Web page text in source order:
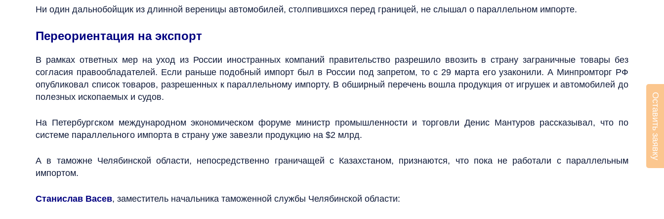
Ни один дальнобойщик из длинной вереницы автомобилей, столпившихся перед границей, не слышал о параллельном импорте.
Переориентация на экспорт
В рамках ответных мер на уход из России иностранных компаний правительство разрешило ввозить в страну заграничные товары без
согласия правообладателей. Если раньше подобный импорт был в России под запретом, то с 29 марта его узаконили. А Минпромторг РФ
опубликовал список товаров, разрешенных к параллельному импорту. В обширный перечень вошла продукция от игрушек и автомобилей до
полезных ископаемых и судов.
На Петербургском международном экономическом форуме министр промышленности и торговли Денис Мантуров рассказывал, что по
системе параллельного импорта в страну уже завезли продукцию на $2 млрд.
А в таможне Челябинской области, непосредственно граничащей с Казахстаном, признаются, что пока не работали с параллельным
импортом.
Станислав Васев, заместитель начальника таможенной службы Челябинской области:
Оставить заявку